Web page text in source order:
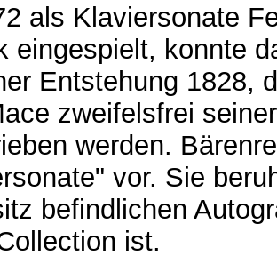
als Klaviersonate
eingespielt, konnte
Entstehung 1828,
zweifelsfrei
werden.
vor. Sie
befindlichen
ist.